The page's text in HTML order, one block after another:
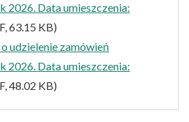
2026. Data umieszczenia:
63.15 KB)
udzielenie zamówień
2026. Data umieszczenia:
48.02 KB)